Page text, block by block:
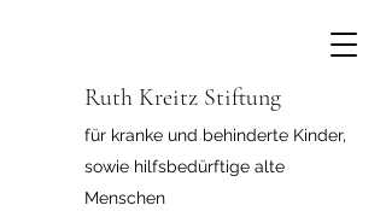
Ruth Kreitz Stiftung
für kranke und behinderte Kinder,
sowie hilfsbedürftige alte
Menschen